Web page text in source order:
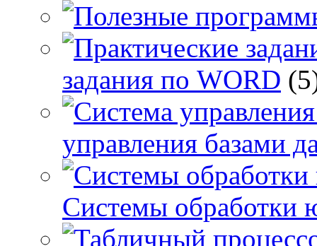
задания по WORD
управления базами
Системы обработки